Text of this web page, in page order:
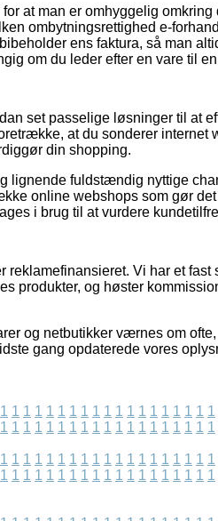
at man er omhyggelig
ombytningsrettighed e-
ens faktura, så man
om du leder efter en vare til
set passelige løsninger til at
at du sonderer
din shopping.
lignende fuldstændig nyttige
online webshops som gør
i brug til at vurdere
reklamefinansieret. Vi har et
produkter, og høster
og netbutikker værnes om
gang opdaterede vores
1 1 1 1 1 1 1 1 1 1 1 1 1 1 1 1 1 1 1
1 1 1 1 1 1 1 1 1 1 1 1 1 1 1 1 1 1 1
1 1 1 1 1 1 1 1 1 1 1 1 1 1 1 1 1 1 1
1 1 1 1 1 1 1 1 1 1 1 1 1 1 1 1 1 1 1